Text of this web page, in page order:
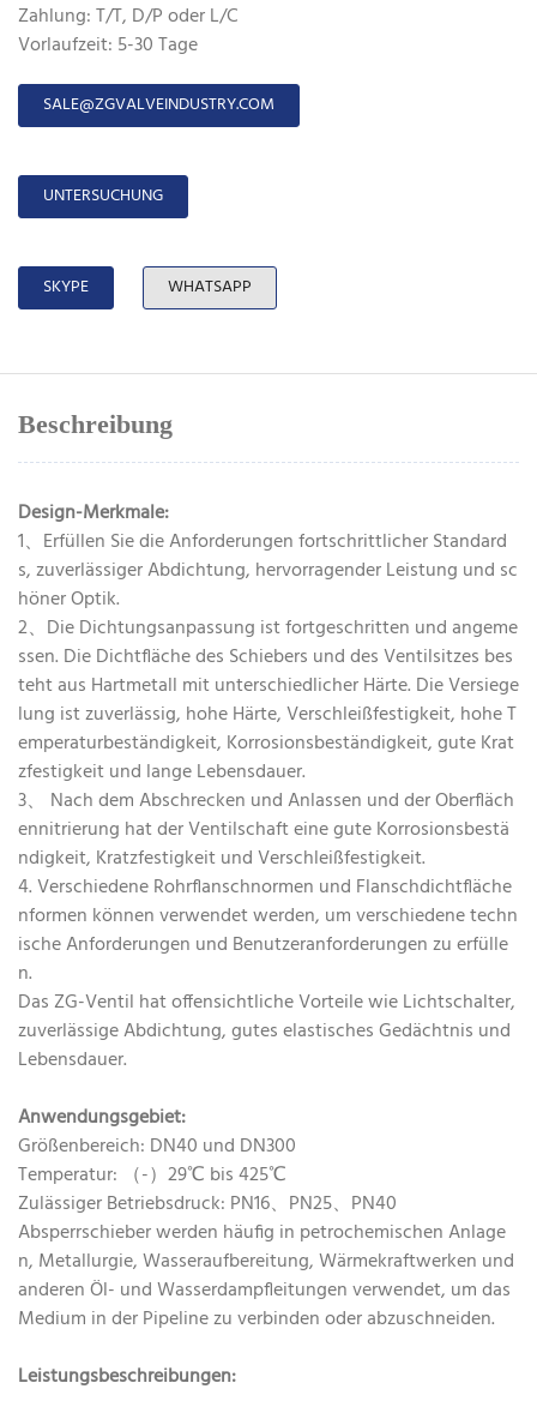
Zahlung: T/T, D/P oder L/C
Vorlaufzeit: 5-30 Tage
SALE@ZGVALVEINDUSTRY.COM
UNTERSUCHUNG
SKYPE WHATSAPP
Beschreibung
Design-Merkmale:
1、Erfüllen Sie die Anforderungen fortschrittlicher Standard
s, zuverlässiger Abdichtung, hervorragender Leistung und sc
höner Optik.
2、Die Dichtungsanpassung ist fortgeschritten und angeme
ssen. Die Dichtfläche des Schiebers und des Ventilsitzes bes
teht aus Hartmetall mit unterschiedlicher Härte. Die Versiege
lung ist zuverlässig, hohe Härte, Verschleißfestigkeit, hohe T
emperaturbeständigkeit, Korrosionsbeständigkeit, gute Krat
zfestigkeit und lange Lebensdauer.
3、 Nach dem Abschrecken und Anlassen und der Oberfläch
ennitrierung hat der Ventilschaft eine gute Korrosionsbestä
ndigkeit, Kratzfestigkeit und Verschleißfestigkeit.
4. Verschiedene Rohrflanschnormen und Flanschdichtfläche
nformen können verwendet werden, um verschiedene techn
ische Anforderungen und Benutzeranforderungen zu erfülle
n.
Das ZG-Ventil hat offensichtliche Vorteile wie Lichtschalter,
zuverlässige Abdichtung, gutes elastisches Gedächtnis und
Lebensdauer.
Anwendungsgebiet:
Größenbereich: DN40 und DN300
Temperatur: （-）29℃ bis 425℃
Zulässiger Betriebsdruck: PN16、PN25、PN40
Absperrschieber werden häufig in petrochemischen Anlage
n, Metallurgie, Wasseraufbereitung, Wärmekraftwerken und
anderen Öl- und Wasserdampfleitungen verwendet, um das
Medium in der Pipeline zu verbinden oder abzuschneiden.
Leistungsbeschreibungen: